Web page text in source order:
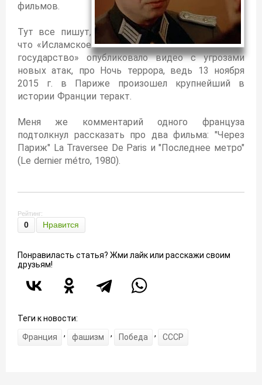
фильмов.
Тут все пишут,
что «Исламское
государство» опубликовало видео с угрозами
новых атак, про Ночь террора, ведь 13 ноября
2015 г. в Париже произошел крупнейший в
истории Франции теракт.
Меня же комментарий одного француза
подтолкнул рассказать про два фильма: "Через
Париж" La Traversee De Paris и "Последнее метро"
(Le dernier métro, 1980).
Рейтинг:
0 Нравится
Понравиласть статья? Жми лайк или расскажи своим
друзьям!
Теги к новости:
Франция
, фашизм , Победа , СССР